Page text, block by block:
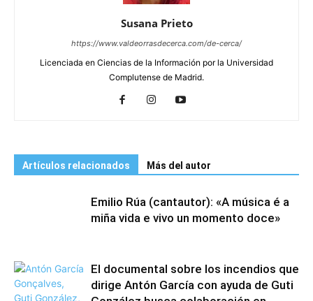
Susana Prieto
https://www.valdeorrasdecerca.com/de-cerca/
Licenciada en Ciencias de la Información por la Universidad
Complutense de Madrid.
Artículos relacionados Más del autor
Emilio Rúa (cantautor): «A música é a
miña vida e vivo un momento doce»
El documental sobre los incendios que
dirige Antón García con ayuda de Guti